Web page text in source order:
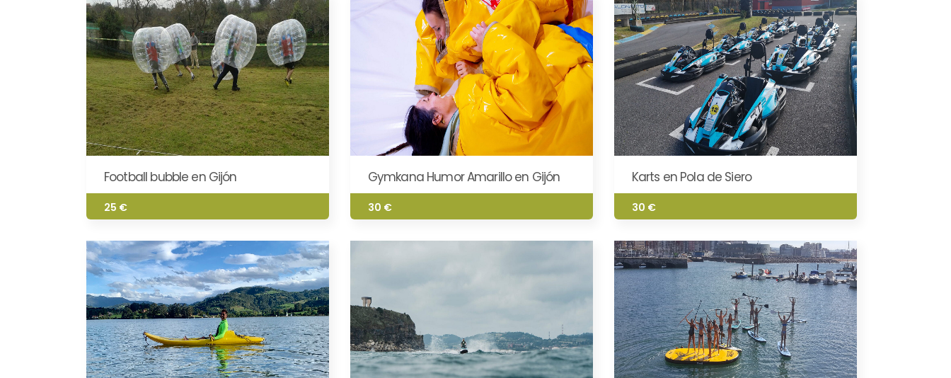
Football bubble en Gijón
25 €
Gymkana Humor Amarillo en Gijón
30 €
Karts en Pola de Siero
30 €